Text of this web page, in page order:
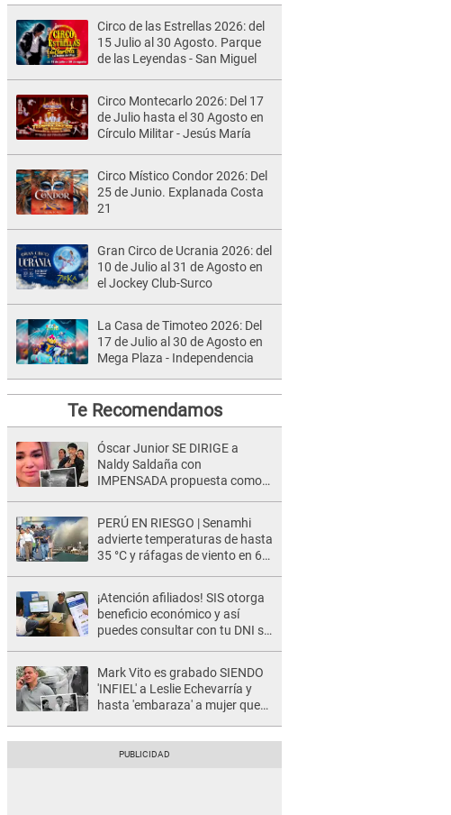
Circo de las Estrellas 2026: del
15 Julio al 30 Agosto. Parque
de las Leyendas - San Miguel
Circo Montecarlo 2026: Del 17
de Julio hasta el 30 Agosto en
Círculo Militar - Jesús María
Circo Místico Condor 2026: Del
25 de Junio. Explanada Costa
21
Gran Circo de Ucrania 2026: del
10 de Julio al 31 de Agosto en
el Jockey Club-Surco
La Casa de Timoteo 2026: Del
17 de Julio al 30 de Agosto en
Mega Plaza - Independencia
Te Recomendamos
Óscar Junior SE DIRIGE a
Naldy Saldaña con
IMPENSADA propuesta como
denuncia: "Otro tipo de ley..."
PERÚ EN RIESGO | Senamhi
advierte temperaturas de hasta
35 °C y ráfagas de viento en 6
¡Atención afiliados! SIS otorga
beneficio económico y así
puedes consultar con tu DNI si
Mark Vito es grabado SIENDO
'INFIEL' a Leslie Echevarría y
hasta 'embaraza' a mujer que